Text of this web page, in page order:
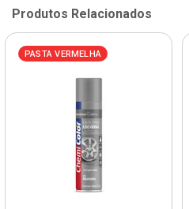
Produtos Relacionados
PASTA VERMELHA